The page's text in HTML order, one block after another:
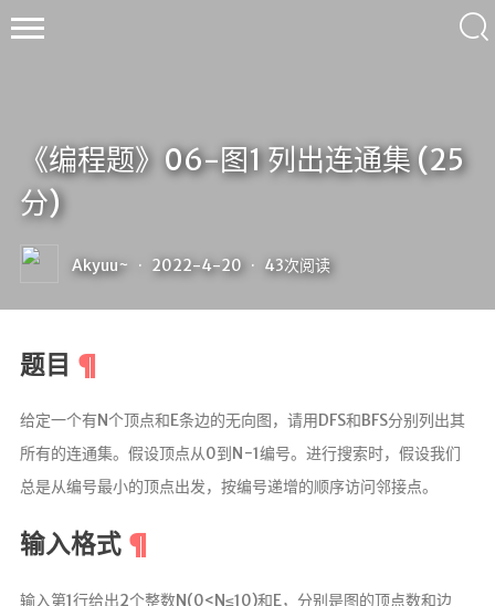
《编程题》06-图1 列出连通集 (25
分)
Akyuu~ · 2022-4-20 · 43次阅读
题目
给定一个有N个顶点和E条边的无向图，请用DFS和BFS分别列出其
所有的连通集。假设顶点从0到N−1编号。进行搜索时，假设我们
总是从编号最小的顶点出发，按编号递增的顺序访问邻接点。
输入格式
输入第1行给出2个整数N(0<N≤10)和E，分别是图的顶点数和边
首页
归档
学习
项目
随想